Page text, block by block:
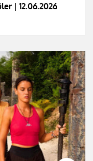
| 12.06.2026